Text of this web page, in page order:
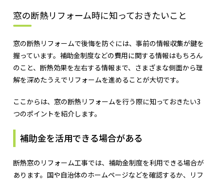
窓の断熱リフォーム時に知っておきたいこと
窓の断熱リフォームで後悔を防ぐには、事前の情報収集が鍵を
握っています。補助金制度などの費用に関する情報はもちろん
のこと、断熱効果を左右する情報まで、さまざまな側面から理
解を深めたうえでリフォームを進めることが大切です。
ここからは、窓の断熱リフォームを行う際に知っておきたい3
つのポイントを紹介します。
補助金を活用できる場合がある
断熱窓のリフォーム工事では、補助金制度を利用できる場合が
あります。国や自治体のホームページなどを確認するか、リフ